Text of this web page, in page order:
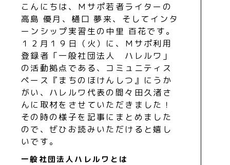
こんにちは、Ｍサポ若者ライターの
高島 優月、樋口 夢来、そしてインタ
ーンシップ実習生の中里 百花です。
１２月１９日（火）に、Ｍサポ利用
登録者「一般社団法人 ハレルワ」
の活動拠点である、コミュニティス
ペース『まちのほけんしつ』にうか
がい、ハレルワ代表の間々田久渚さ
んに取材をさせていただきました！
その時の様子を記事にまとめました
ので、ぜひお読みいただけると嬉し
いです。
一般社団法人ハレルワとは